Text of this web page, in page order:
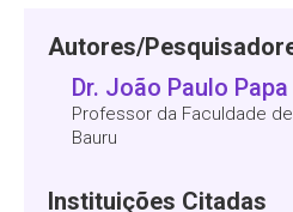
Autores/
Dr. João Paulo Papa
Professor da Faculdade
Bauru
Instituições Citadas